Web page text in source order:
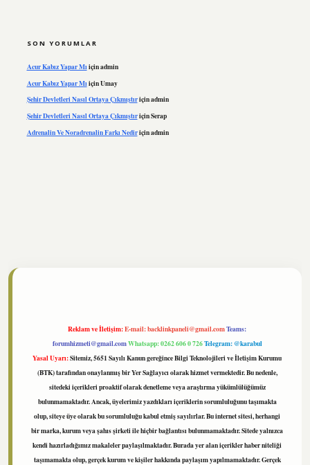
SON YORUMLAR
Acur Kabız Yapar Mıiçinadmin
Acur Kabız Yapar Mı içinUmay
Şehir Devletleri Nasıl Ortaya Çıkmıştıriçinadmin
Şehir Devletleri Nasıl Ortaya ÇıkmıştıriçinSerap
Adrenalin Ve Noradrenalin Farkı Nediriçinadmin
Reklam ve İletişim:E-mail:backlinkpaneli@gmail.comTeams:
forumhizmeti@gmail.comWhatsapp: 0262 606 0 726Telegram: @karabul
Yasal Uyarı:Sitemiz, 5651 Sayılı Kanun gereğince Bilgi Teknolojileri ve İletişim Kurumu
(BTK) tarafından onaylanmış bir Yer Sağlayıcı olarak hizmet vermektedir. Bu nedenle,
sitedeki içerikleri proaktif olarak denetleme veya araştırma yükümlülüğümüz
bulunmamaktadır. Ancak, üyelerimiz yazdıkları içeriklerin sorumluluğunu taşımakta
olup, siteye üye olarak bu sorumluluğu kabul etmiş sayılırlar. Bu internet sitesi, herhangi
bir marka, kurum veya şahıs şirketi ile hiçbir bağlantısı bulunmamaktadır. Sitede yalnızca
kendi hazırladığımız makaleler paylaşılmaktadır. Burada yer alan içerikler haber niteliği
taşımamakta olup, gerçek kurum ve kişiler hakkında paylaşım yapılmamaktadır. Gerçek